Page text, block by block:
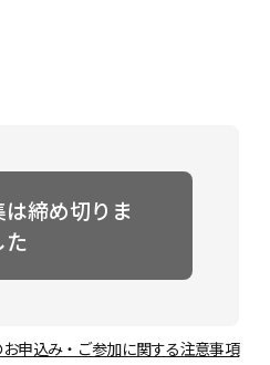
締め切りま
た
申込み・ご参加に関する注意事項